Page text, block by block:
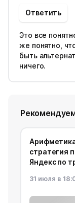
Ответить
Это все
же понятно,
быть
ничего.
стратегия
Яндекс по
31 июля в